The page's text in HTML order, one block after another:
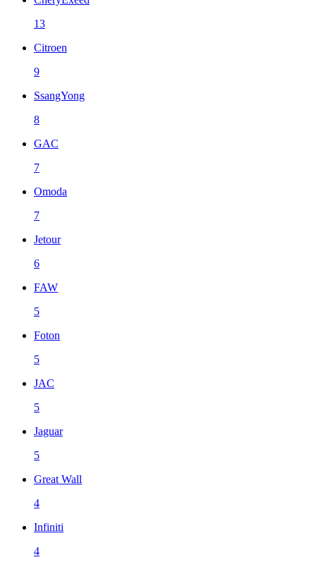
13
Citroen
9
SsangYong
8
GAC
7
Omoda
7
Jetour
6
FAW
5
Foton
5
JAC
5
Jaguar
5
Great Wall
4
Infiniti
4